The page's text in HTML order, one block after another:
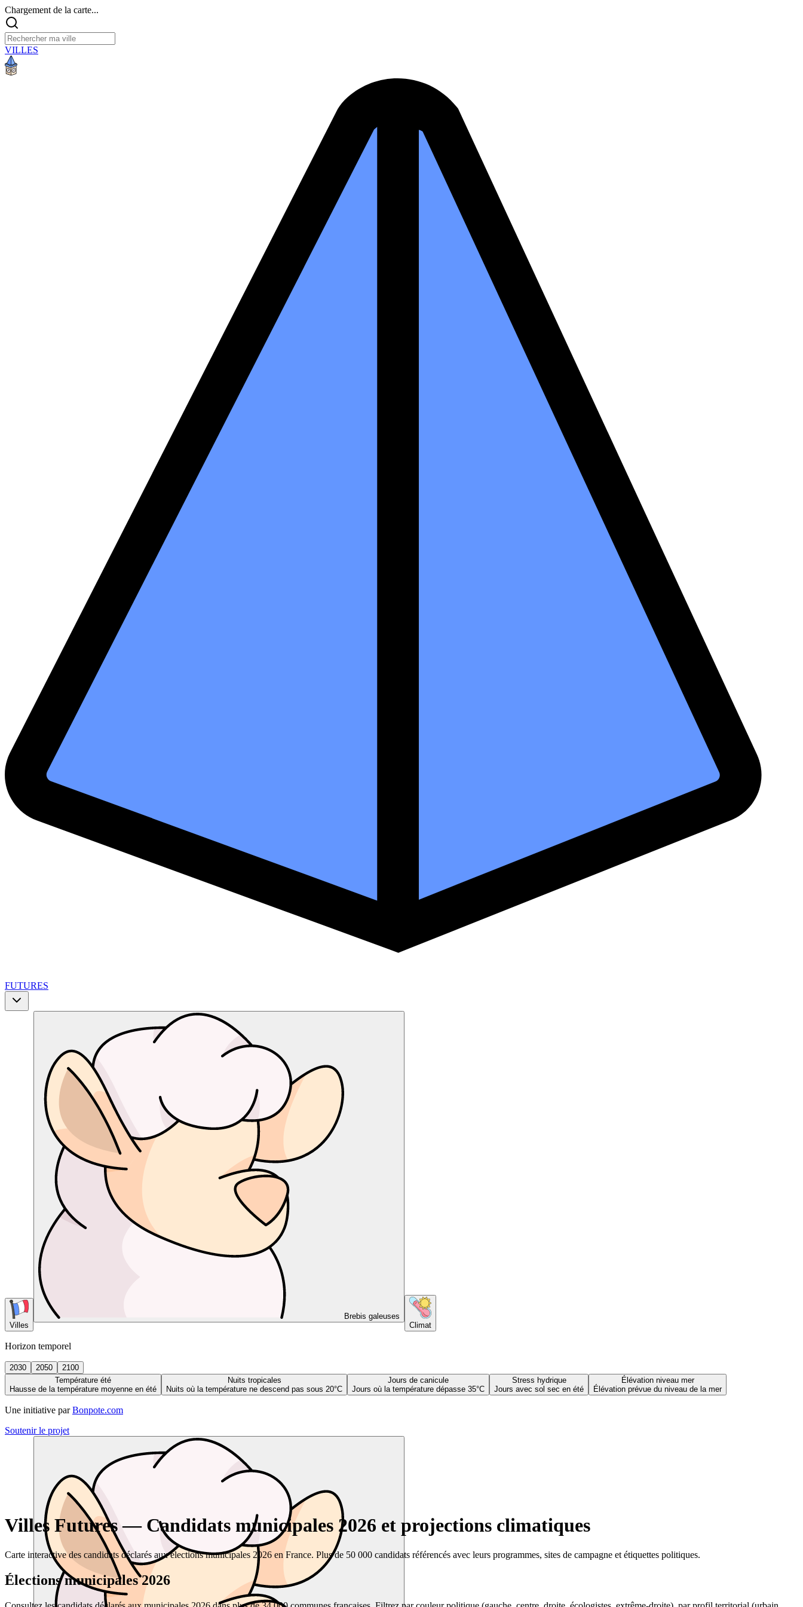
Chargement de la carte...
VILLES
FUTURES
Villes
Brebis galeuses
Climat
Horizon temporel
2030 2050
2100
Température été
Hausse de la température moyenne en été
Nuits tropicales
Nuits où la température ne descend pas sous 20°C
Jours de canicule
Jours où la température dépasse 35°C
Stress hydrique
Jours avec sol sec en été
Élévation niveau mer
Élévation prévue du niveau de la mer
Une initiative par Bonpote.com
Soutenir le projet
Villes Futures — Candidats municipales 2026 et projections climatiques
Carte interactive des candidats déclarés aux élections municipales 2026 en France. Plus de 50 000 candidats référencés avec leurs programmes, sites de campagne et étiquettes politiques.
Élections municipales 2026